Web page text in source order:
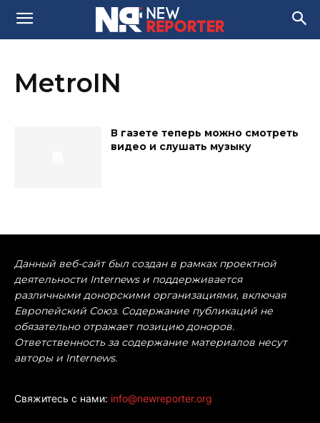
MetroIN
В газете теперь можно смотреть
видео и слушать музыку
Данный веб-сайт был создан в рамках проектной
деятельности Internews и поддерживается
различными донорскими организациями, включая
Европейский Союз. Содержание публикаций не
обязательно отражает позицию доноров.
Ответственность за содержание материалов несут
авторы и Internews.
Свяжитесь с нами: info@newreporter.org